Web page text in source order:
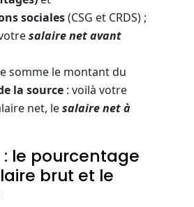
sociales(CSG et CRDS) ;
salaire net avant
somme le montant du
la source : voilà votre
net, lesalairenet à
le pourcentage
brut et le